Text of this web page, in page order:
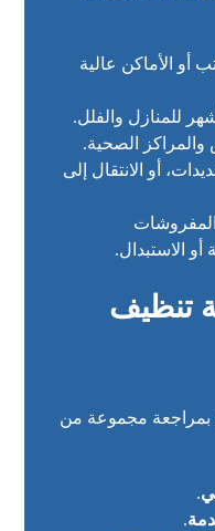
أو الأماكن عالية
الصحية.
أو الانتقال إلى
المفروشات
أو الاستبدال.
تنظيف
بمراجعة مجموعة من
.
.